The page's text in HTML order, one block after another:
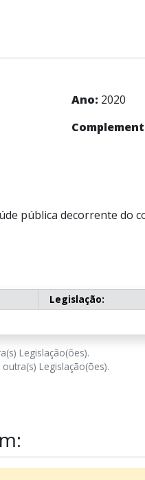
Ano: 2020
pública decorrente do
Legislação:
Legislação(ões).
Legislação(ões).